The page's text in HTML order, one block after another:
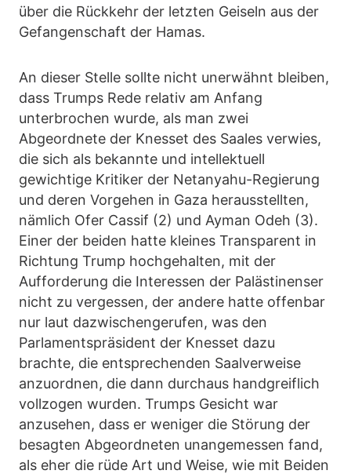
über die Rückkehr der letzten Geiseln aus der
Gefangenschaft der Hamas.
An dieser Stelle sollte nicht unerwähnt bleiben,
dass Trumps Rede relativ am Anfang
unterbrochen wurde, als man zwei
Abgeordnete der Knesset des Saales verwies,
die sich als bekannte und intellektuell
gewichtige Kritiker der Netanyahu-Regierung
und deren Vorgehen in Gaza herausstellten,
nämlich Ofer Cassif (2) und Ayman Odeh (3).
Einer der beiden hatte kleines Transparent in
Richtung Trump hochgehalten, mit der
Aufforderung die Interessen der Palästinenser
nicht zu vergessen, der andere hatte offenbar
nur laut dazwischengerufen, was den
Parlamentspräsident der Knesset dazu
brachte, die entsprechenden Saalverweise
anzuordnen, die dann durchaus handgreiflich
vollzogen wurden. Trumps Gesicht war
anzusehen, dass er weniger die Störung der
besagten Abgeordneten unangemessen fand,
als eher die rüde Art und Weise, wie mit Beiden